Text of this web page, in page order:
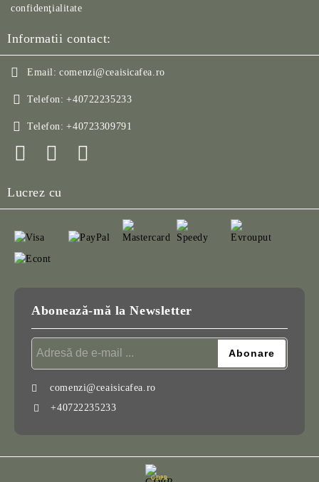
confidenţialitate
Informatii contact:
Email: comenzi@ceaisicafea.ro
Telefon: +40722235233
Telefon: +40723309791
Lucrez cu
Abonează-mă la Newsletter
comenzi@ceaisicafea.ro
+40722235233
GDPR